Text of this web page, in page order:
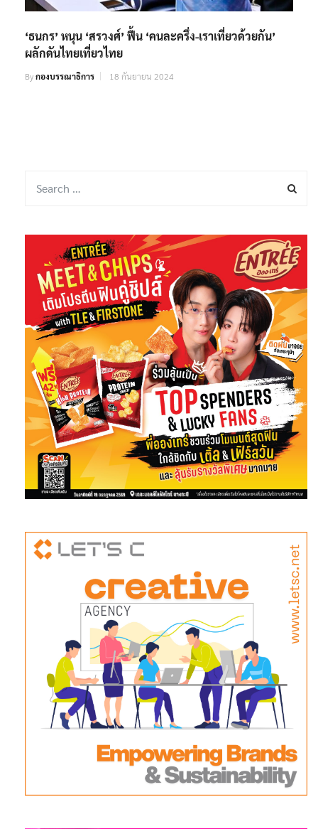
‘ธนกร’ หนุน ‘สรวงศ์’ ฟื้น ‘คนละครึ่ง-เราเที่ยวด้วยกัน’
ผลักดันไทยเที่ยวไทย
Byกองบรรณาธิการ 18 กันยายน 2024